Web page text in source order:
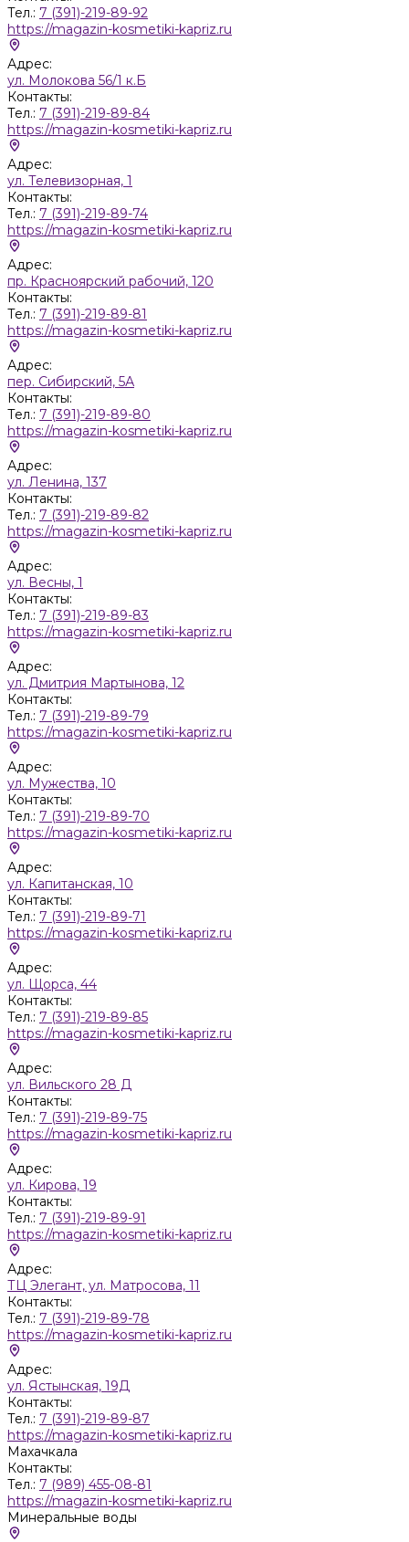
Тел.: 7 (391)-219-89-92
https://magazin-kosmetiki-kapriz.ru
Адрес:
ул. Молокова 56/1 к.Б
Контакты:
Тел.: 7 (391)-219-89-84
https://magazin-kosmetiki-kapriz.ru
Адрес:
ул. Телевизорная, 1
Контакты:
Тел.: 7 (391)-219-89-74
https://magazin-kosmetiki-kapriz.ru
Адрес:
пр. Красноярский рабочий, 120
Контакты:
Тел.: 7 (391)-219-89-81
https://magazin-kosmetiki-kapriz.ru
Адрес:
пер. Сибирский, 5А
Контакты:
Тел.: 7 (391)-219-89-80
https://magazin-kosmetiki-kapriz.ru
Адрес:
ул. Ленина, 137
Контакты:
Тел.: 7 (391)-219-89-82
https://magazin-kosmetiki-kapriz.ru
Адрес:
ул. Весны, 1
Контакты:
Тел.: 7 (391)-219-89-83
https://magazin-kosmetiki-kapriz.ru
Адрес:
ул. Дмитрия Мартынова, 12
Контакты:
Тел.: 7 (391)-219-89-79
https://magazin-kosmetiki-kapriz.ru
Адрес:
ул. Мужества, 10
Контакты:
Тел.: 7 (391)-219-89-70
https://magazin-kosmetiki-kapriz.ru
Адрес:
ул. Капитанская, 10
Контакты:
Тел.: 7 (391)-219-89-71
https://magazin-kosmetiki-kapriz.ru
Адрес:
ул. Щорса, 44
Контакты:
Тел.: 7 (391)-219-89-85
https://magazin-kosmetiki-kapriz.ru
Адрес:
ул. Вильского 28 Д
Контакты:
Тел.: 7 (391)-219-89-75
https://magazin-kosmetiki-kapriz.ru
Адрес:
ул. Кирова, 19
Контакты:
Тел.: 7 (391)-219-89-91
https://magazin-kosmetiki-kapriz.ru
Адрес:
ТЦ Элегант, ул. Матросова, 11
Контакты:
Тел.: 7 (391)-219-89-78
https://magazin-kosmetiki-kapriz.ru
Адрес:
ул. Ястынская, 19Д
Контакты:
Тел.: 7 (391)-219-89-87
https://magazin-kosmetiki-kapriz.ru
Махачкала
Контакты:
Тел.: 7 (989) 455-08-81
https://magazin-kosmetiki-kapriz.ru
Минеральные воды